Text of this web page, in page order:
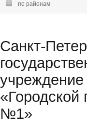
по районам
Санкт-
учреждение
«Городской
№1»